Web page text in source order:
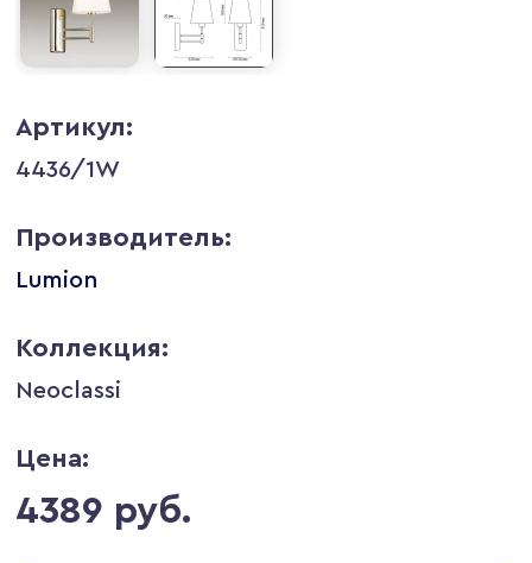
Артикул:
4436/1W
Производитель:
Lumion
Коллекция:
Neoclassi
Цена:
4389 руб.